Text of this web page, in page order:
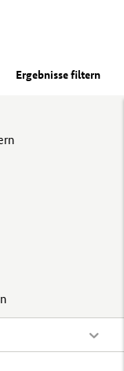
Ergebnisse filtern